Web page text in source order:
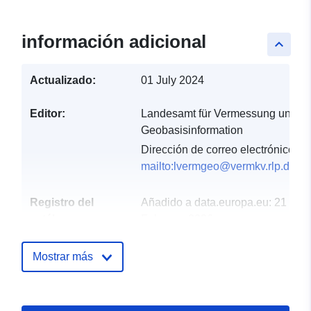
keyboard_arrow_up
información adicional
Actualizado: 01 July 2024
Editor:
Landesamt für Vermessung und
Geobasisinformation
Dirección de correo electrónico:
mailto:lvermgeo@vermkv.rlp.de
Registro del
Añadido a data.europa.eu: 21
50.9826 ], [ 8.53579,
Mostrar más